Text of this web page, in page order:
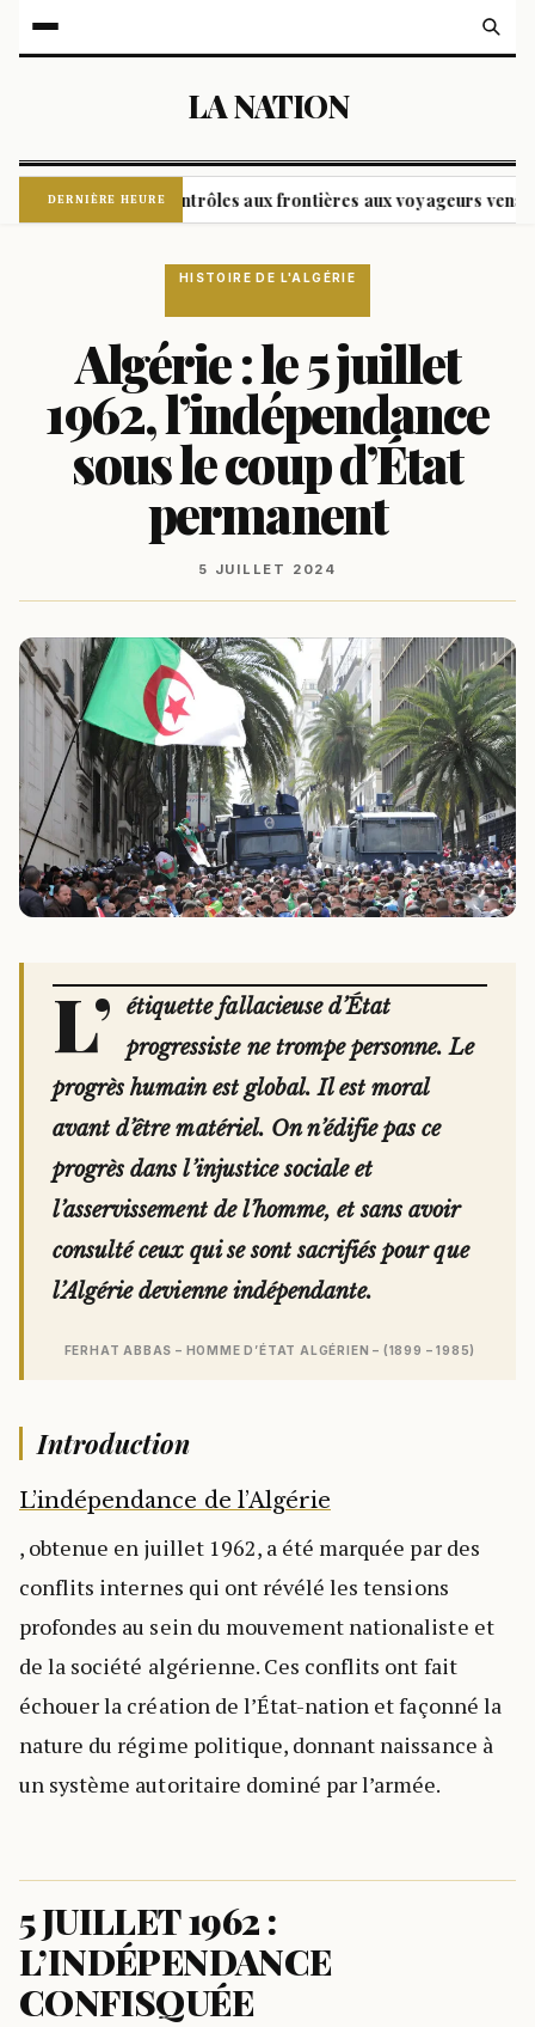
LA NATION
DERNIÈRE HEURE
des contrôles aux frontières aux voyageurs venant
HISTOIRE DE L'ALGÉRIE
Algérie : le 5 juillet
1962, l’indépendance
sous le coup d’État
permanent
5 JUILLET 2024
L’
étiquette fallacieuse d’État
progressiste ne trompe personne. Le
progrès humain est global. Il est moral
avant d’être matériel. On n’édifie pas ce
progrès dans l’injustice sociale et
l’asservissement de l’homme, et sans avoir
consulté ceux qui se sont sacrifiés pour que
l’Algérie devienne indépendante.
FERHAT ABBAS – HOMME D’ÉTAT ALGÉRIEN – (1899 – 1985)
Introduction
L’indépendance de l’Algérie
, obtenue en juillet 1962, a été marquée par des
conflits internes qui ont révélé les tensions
profondes au sein du mouvement nationaliste et
de la société algérienne. Ces conflits ont fait
échouer la création de l’État-nation et façonné la
nature du régime politique, donnant naissance à
un système autoritaire dominé par l’armée.
5 JUILLET 1962 :
L’INDÉPENDANCE
CONFISQUÉE